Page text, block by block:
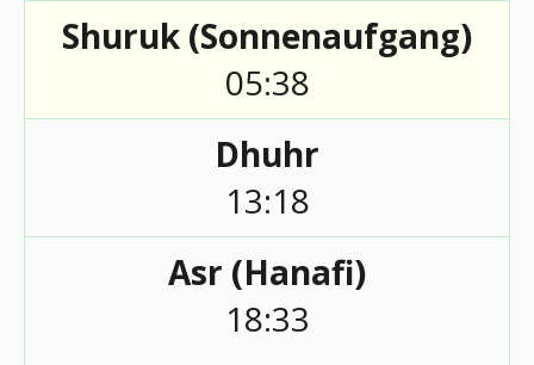
Shuruk (Sonnenaufgang)
05:38
Dhuhr
13:18
Asr (Hanafi)
18:33